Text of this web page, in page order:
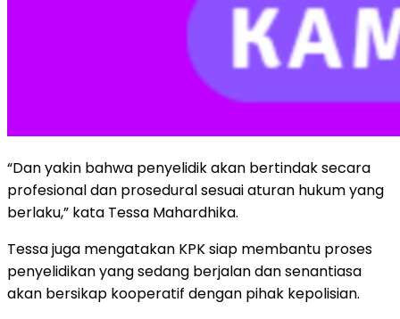
“Dan yakin bahwa penyelidik akan bertindak secara
profesional dan prosedural sesuai aturan hukum yang
berlaku,” kata Tessa Mahardhika.
Tessa juga mengatakan KPK siap membantu proses
penyelidikan yang sedang berjalan dan senantiasa
akan bersikap kooperatif dengan pihak kepolisian.